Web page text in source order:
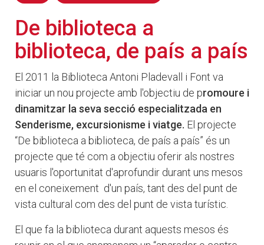
De biblioteca a
biblioteca, de país a país
El 2011 la Biblioteca Antoni Pladevall i Font va
iniciar un nou projecte amb l'objectiu de promoure i
dinamitzar la seva secció especialitzada en
Senderisme, excursionisme i viatge. El projecte
“De biblioteca a biblioteca, de país a país” és un
projecte que té com a objectiu oferir als nostres
usuaris l'oportunitat d'aprofundir durant uns mesos
en el coneixement d'un país, tant des del punt de
vista cultural com des del punt de vista turístic.
El que fa la biblioteca durant aquests mesos és